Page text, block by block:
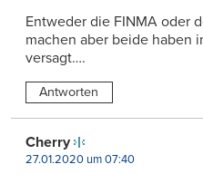
Entweder die FINMA oder
machen aber beide haben
versagt….
Antworten
Cherry
27.01.2020 um 07:40